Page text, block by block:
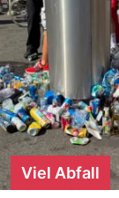
Viel Abfall